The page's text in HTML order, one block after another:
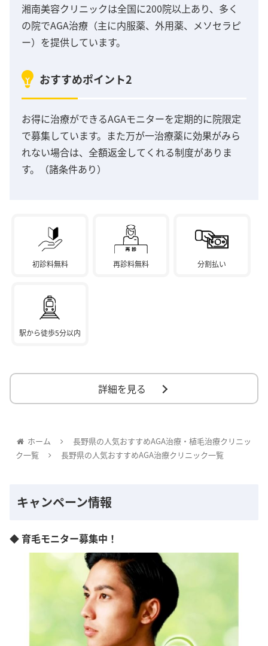
湘南美容クリニックは全国に200院以上あり、多く
の院でAGA治療（主に内服薬、外用薬、メソセラピ
ー）を提供しています。
おすすめポイント2
お得に治療ができるAGAモニターを定期的に院限定
で募集しています。また万が一治療薬に効果がみら
れない場合は、全額返金してくれる制度がありま
す。（諸条件あり）
初診料無料 再診料無料 分割払い
駅から徒歩5分以内
詳細を見る
ホーム
長野県の人気おすすめAGA治療・植毛治療クリニッ
ク一覧
長野県の人気おすすめAGA治療クリニック一覧
キャンペーン情報
◆ 育毛モニター募集中！